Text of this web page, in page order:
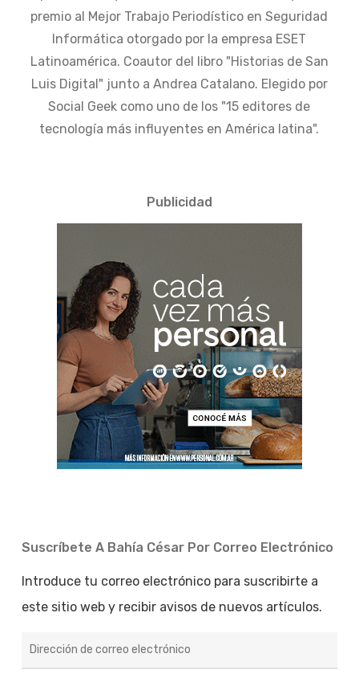
premio al Mejor Trabajo Periodístico en Seguridad
Informática otorgado por la empresa ESET
Latinoamérica. Coautor del libro "Historias de San
Luis Digital" junto a Andrea Catalano. Elegido por
Social Geek como uno de los "15 editores de
tecnología más influyentes en América latina".
Publicidad
Suscríbete A Bahía César Por Correo Electrónico
Introduce tu correo electrónico para suscribirte a
este sitio web y recibir avisos de nuevos artículos.
de